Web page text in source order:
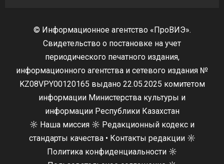
© Информационное агентство «ПроВИЭ».
Свидетельство о постановке на учет
периодического печатного издания,
информационного агентства и сетевого издания №
KZ08VPY00120165 выдано 22.05.2025 комитетом
информации Министерства культуры и
информации Республики Казахстан
☼ Наша миссия ☼ Редакционный кодекс и
стандарты качества• Контакты редакции☼
Политика конфиденциальности ☼